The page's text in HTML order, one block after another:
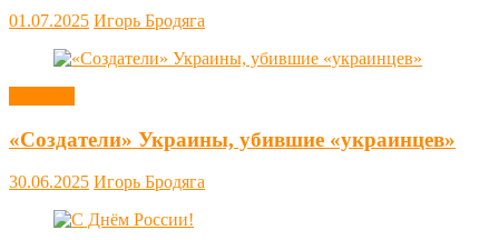
01.07.2025 Игорь Бродяга
«Создатели» Украины, убившие «украинцев»
30.06.2025 Игорь Бродяга